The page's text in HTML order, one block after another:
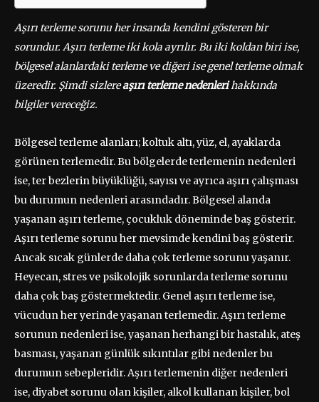
Aşırı terleme sorunu her insanda kendini gösteren bir
sorundur. Aşırı terleme iki kola ayrılır. Bu iki koldan biri ise,
bölgesel alanlardaki terleme ve diğeri ise genel terleme olmak
üzeredir. Şimdi sizlereaşırı terleme nedenlerihakkında
bilgiler vereceğiz.
Bölgesel terleme alanları; koltuk altı, yüz, el, ayaklarda
görünen terlemedir. Bu bölgelerde terlemenin nedenleri
ise, ter bezlerin büyüklüğü, sayısı ve ayrıca aşırı çalışması
bu durumun nedenleri arasındadır. Bölgesel alanda
yaşanan aşırı terleme, çocukluk döneminde baş gösterir.
Aşırı terleme sorunu her mevsimde kendini baş gösterir.
Ancak sıcak günlerde daha çok terleme sorunu yaşanır.
Heyecan, stres ve psikolojik sorunlarda terleme sorunu
daha çok baş göstermektedir. Genel aşırı terleme ise,
vücudun her yerinde yaşanan terlemedir. Aşırı terleme
sorunun nedenleri ise, yaşanan herhangi bir hastalık, ateş
basması, yaşanan günlük sıkıntılar gibi nedenler bu
durumun sebepleridir. Aşırı terlemenin diğer nedenleri
ise, diyabet sorunu olan kişiler, alkol kullanan kişiler, bol